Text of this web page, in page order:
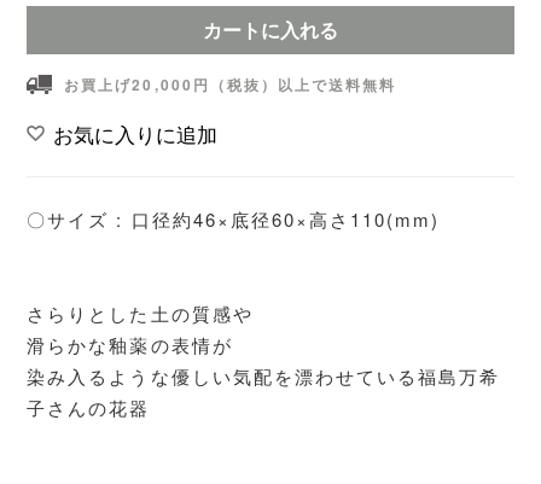
カートに入れる
お買上げ20,000円（税抜）以上で送料無料
お気に入りに追加
〇サイズ : 口径約46×底径60×高さ110(mm)
さらりとした土の質感や
滑らかな釉薬の表情が
染み入るような優しい気配を漂わせている福島万希
子さんの花器